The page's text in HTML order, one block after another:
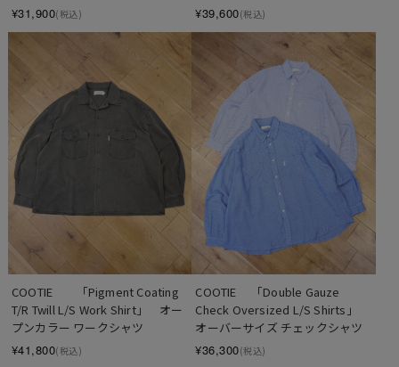
¥31,900(税込)
¥39,600(税込)
COOTIE　　「Pigment Coating
T/R Twill L/S Work Shirt」　オー
プンカラー ワークシャツ
¥41,800(税込)
COOTIE 　「Double Gauze
Check Oversized L/S Shirts」
オーバーサイズ チェックシャツ
¥36,300(税込)